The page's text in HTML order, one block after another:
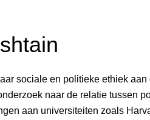
sociale en politieke ethiek aan
naar de relatie tussen
aan universiteiten zoals